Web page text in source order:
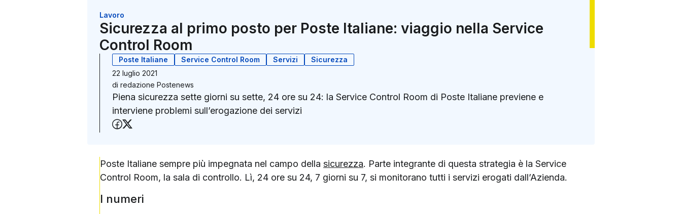
Lavoro
Sicurezza al primo posto per Poste Italiane: viaggio nella Service
Control Room
Poste Italiane Service Control Room Servizi
Sicurezza
22 luglio 2021
di redazione Postenews
Piena sicurezza sette giorni su sette, 24 ore su 24: la Service Control Room di Poste Italiane previene e
interviene problemi sull’erogazione dei servizi
Condividi su Facebook
Poste Italiane sempre più impegnata nel campo della sicurezza. Parte integrante di questa strategia è la Service
Control Room, la sala di controllo. Lì, 24 ore su 24, 7 giorni su 7, si monitorano tutti i servizi erogati dall’Azienda.
I numeri